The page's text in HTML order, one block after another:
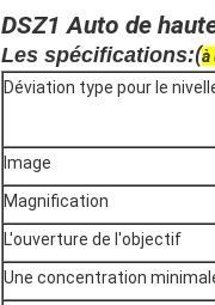
DSZ1 Auto de
Les spécifications:(à
Déviation type pour le
Image
Magnification
L'ouverture de l'objectif
Une concentration